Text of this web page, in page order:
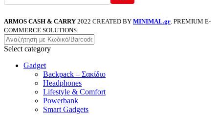
ARMOS CASH & CARRY 2022 CREATED BY MINIMAL.gr. PREMIUM E-
COMMERCE SOLUTIONS.
Select category
Gadget
Backpack – Σακίδιο
Headphones
Lifestyle & Comfort
Powerbank
Smart Gadgets